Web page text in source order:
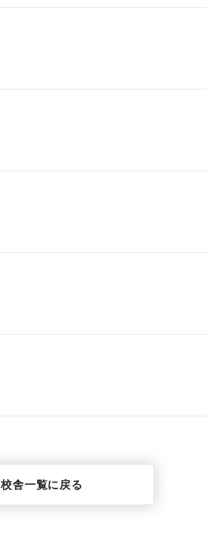
校舎一覧に戻る